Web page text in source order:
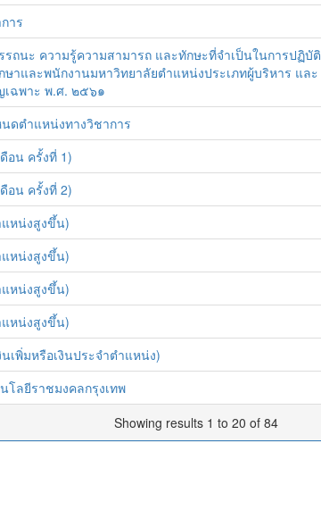
าร
ถนะ ความรู้ความสามารถ และทักษะที่จำเป็นในการปฏิบัติ
าและพนักงานมหาวิทยาลัยตำแหน่งประเภทผู้บริหาร และ
เฉพาะ พ.ศ. ๒๕๖๑
ดตำแหน่งทางวิชาการ
อน ครั้งที่ 1)
อน ครั้งที่ 2)
หน่งสูงขึ้น)
หน่งสูงขึ้น)
หน่งสูงขึ้น)
หน่งสูงขึ้น)
เพิ่มหรือเงินประจำตำแหน่ง)
โลยีราชมงคลกรุงเทพ
Showing results 1 to 20 of 84